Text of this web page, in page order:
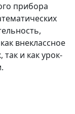
прибора
внеклассное
и как урок-